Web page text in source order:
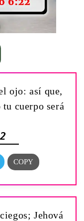
ojo: así que,
cuerpo será
Jehová